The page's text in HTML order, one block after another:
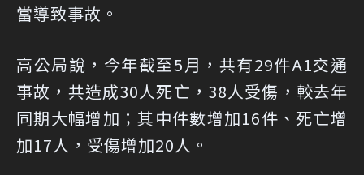
當導致事故。
高公局說，今年截至5月，共有29件A1交通
事故，共造成30人死亡，38人受傷，較去年
同期大幅增加；其中件數增加16件、死亡增
加17人，受傷增加20人。